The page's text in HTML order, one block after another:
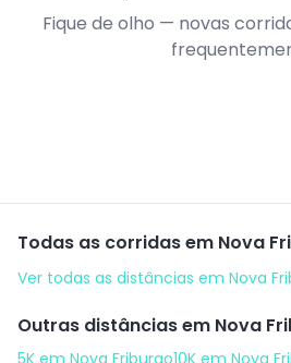
Fique de olho — novas
Todas as corridas em Nova
Ver todas as distâncias em Nova
Outras distâncias em Nova
5K em Nova Friburgo10K em Nova